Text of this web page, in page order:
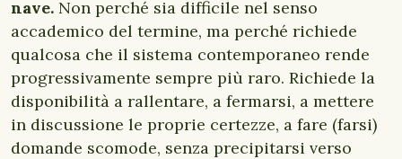
nave. Non perché sia difficile nel senso
accademico del termine, ma perché richiede
qualcosa che il sistema contemporaneo rende
progressivamente sempre più raro. Richiede la
disponibilità a rallentare, a fermarsi, a mettere
in discussione le proprie certezze, a fare (farsi)
domande scomode, senza precipitarsi verso